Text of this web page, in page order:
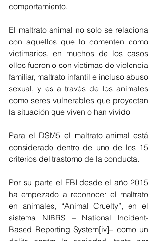
comportamiento.
El maltrato animal no solo se relaciona
con aquellos que lo comenten como
victimarios, en muchos de los casos
ellos fueron o son víctimas de violencia
familiar, maltrato infantil e incluso abuso
sexual, y es a través de los animales
como seres vulnerables que proyectan
la situación que viven o han vivido.
Para el DSM5 el maltrato animal está
considerado dentro de uno de los 15
criterios del trastorno de la conducta.
Por su parte el FBI desde el año 2015
ha empezado a reconocer el maltrato
en animales, “Animal Cruelty”, en el
sistema NIBRS – National Incident-
Based Reporting System[iv]– como un